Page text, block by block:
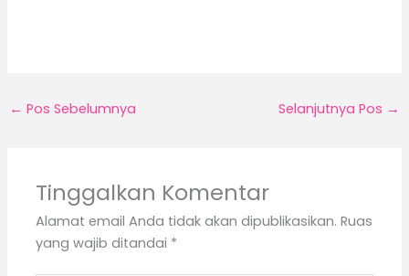
← Pos Sebelumnya Selanjutnya Pos →
Tinggalkan Komentar
Alamat email Anda tidak akan dipublikasikan. Ruas
yang wajib ditandai *